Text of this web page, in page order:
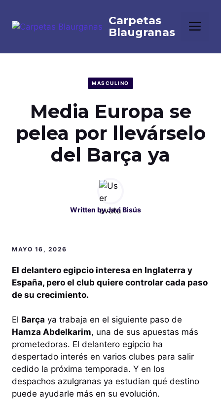
contenido
MASCULINO
Media Europa se
pelea por llevárselo
del Barça ya
Written byJavi Bisús
MAYO 16, 2026
El delantero egipcio interesa en Inglaterra y
España, pero el club quiere controlar cada paso
de su crecimiento.
El Barça ya trabaja en el siguiente paso de
Hamza Abdelkarim, una de sus apuestas más
prometedoras. El delantero egipcio ha
despertado interés en varios clubes para salir
cedido la próxima temporada. Y en los
despachos azulgranas ya estudian qué destino
puede ayudarle más en su evolución.